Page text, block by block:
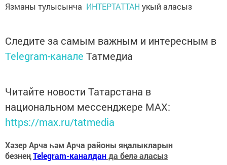
Язманы тулысынча ИНТЕРТАТТАН укый аласыз
Следите за самым важным и интересным в
Telegram-канале Татмедиа
Читайте новости Татарстана в
национальном мессенджере MАХ:
https://max.ru/tatmedia
Хәзер Арча һәм Арча районы яңалыкларын
безнеңTelegram-каналданда белә аласыз